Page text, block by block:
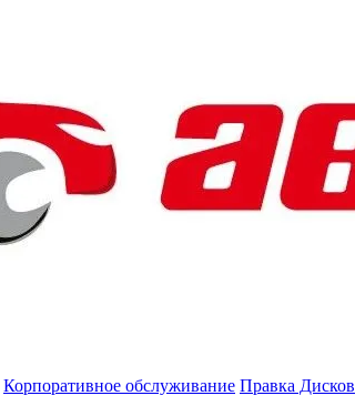
Корпоративное обслуживание Правка Дисков